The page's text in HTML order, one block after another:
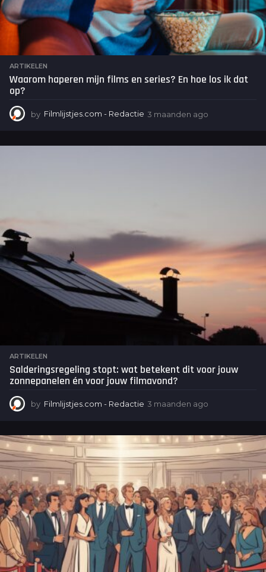
ARTIKELEN
Waarom haperen mijn films en series? En hoe los ik dat
op?
by Filmlijstjes.com - Redactie 3 maanden ago
a
ARTIKELEN
Salderingsregeling stopt: wat betekent dit voor jouw
zonnepanelen én voor jouw filmavond?
by Filmlijstjes.com - Redactie 3 maanden ago
a
n
d
e
n
a
g
o